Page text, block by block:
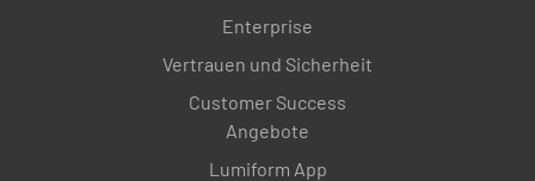
Enterprise
Vertrauen und Sicherheit
Customer Success
Angebote
Lumiform App